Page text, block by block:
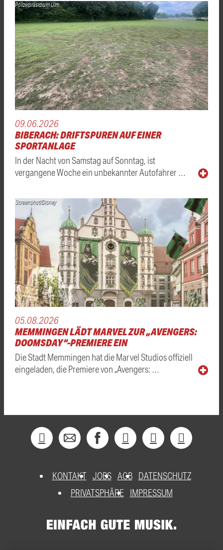
Polizeipräsidium Ulm
09.06.2026
BIBERACH: DRIFTSPUREN AUF EINER
SPORTANLAGE
In der Nacht von Samstag auf Sonntag, ist
vergangene Woche ein unbekannter Autofahrer …
Screenshot/Disney
05.08.2026
MEMMINGEN LÄDT MARVEL ZUR „AVENGERS:
DOOMSDAY“-PREMIERE EIN
Die Stadt Memmingen hat die Marvel Studios offiziell
eingeladen, die Premiere von „Avengers: …
KONTAKT JOBS AGB DATENSCHUTZ
PRIVATSPHÄRE
IMPRESSUM